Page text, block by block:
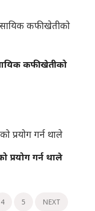
कफीखेतीको
प्रयोग गर्न थाले
4 5 NEXT